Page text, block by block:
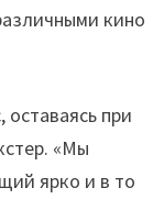
кино
при
«Мы
ярко и в то